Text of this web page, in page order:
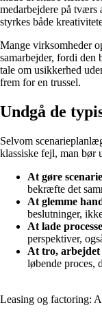
medarbejdere på tværs
styrkes både
Mange virksomheder
samarbejder, fordi
tale om usikkerhed
frem for en trussel.
Undgå de
Selvom
klassiske fejl, man bør
At gøre
bekræfte det
At glemme
beslutninger,
At lade
perspektiver,
At tro,
løbende proces,
Leasing og factoring: